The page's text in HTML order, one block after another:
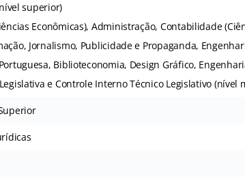
superior)
Econômicas), Administração, Contabilidade
Jornalismo, Publicidade e Propaganda,
Biblioteconomia, Design Gráfico,
e Controle Interno Técnico Legislativo (nível